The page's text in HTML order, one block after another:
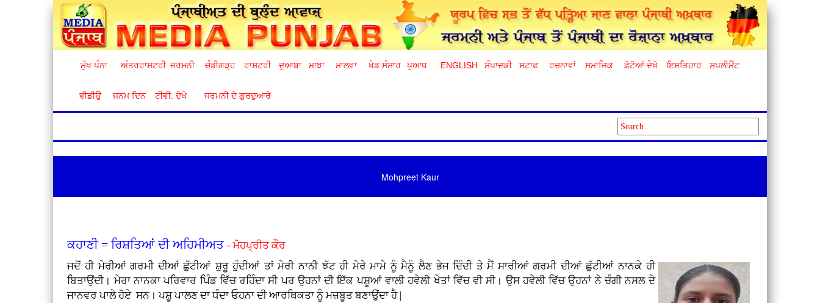
ਮੁੱਖ ਪੰਨਾ ਅੰਤਰਰਾਸ਼ਟਰੀ ਜਰਮਨੀ ਚੰਡੀਗੜ੍ਹ ਰਾਸ਼ਟਰੀ ਦੁਆਬਾ ਮਾਝਾ ਮਾਲਵਾ ਖੇਡ ਸੰਸਾਰ ਪੁਆਧ ENGLISH ਸੰਪਾਦਕੀ ਸਟਾਫ਼ ਰਚਨਾਵਾਂ ਸਮਾਜਿਕ ਫ਼ੋਟੋਆਂ ਦੇਖੋ ਇਸ਼ਤਿਹਾਰ ਸਪਲੀਮੈਂਟ
ਵੀਡੀਉ ਜਨਮ ਦਿਨ ਟੀਵੀ. ਦੇਖੋ ਜਰਮਨੀ ਦੇ ਗੁਰਦੁਆਰੇ
Mohpreet Kaur
ਕਹਾਣੀ = ਰਿਸ਼ਤਿਆਂ ਦੀ ਅਹਿਮੀਅਤ- ਮੋਹਪ੍ਰੀਤ ਕੌਰ
ਜਦੋਂ ਹੀ ਮੇਰੀਆਂ ਗਰਮੀ ਦੀਆਂ ਛੁੱਟੀਆਂ ਸ਼ੁਰੂ ਹੁੰਦੀਆਂ ਤਾਂ ਮੇਰੀ ਨਾਨੀ ਝੱਟ ਹੀ ਮੇਰੇ ਮਾਮੇ ਨੂੰ ਮੈਨੂੰ ਲੈਣ ਭੇਜ ਦਿੰਦੀ ਤੇ ਮੈਂ ਸਾਰੀਆਂ ਗਰਮੀ ਦੀਆਂ ਛੁੱਟੀਆਂ ਨਾਨਕੇ ਹੀ
ਬਿਤਾਉਂਦੀ। ਮੇਰਾ ਨਾਨਕਾ ਪਰਿਵਾਰ ਪਿੰਡ ਵਿੱਚ ਰਹਿੰਦਾ ਸੀ ਪਰ ਉਹਨਾਂ ਦੀ ਇੱਕ ਪਸ਼ੂਆਂ ਵਾਲੀ ਹਵੇਲੀ ਖੇਤਾਂ ਵਿੱਚ ਵੀ ਸੀ। ਉਸ ਹਵੇਲੀ ਵਿੱਚ ਉਹਨਾਂ ਨੇ ਚੰਗੀ ਨਸਲ ਦੇ
ਜਾਨਵਰ ਪਾਲੇ ਹੋਏ ਸਨ। ਪਸ਼ੂ ਪਾਲਣ ਦਾ ਧੰਦਾ ਓਹਨਾ ਦੀ ਆਰਥਿਕਤਾ ਨੂੰ ਮਜ਼ਬੂਤ ਬਣਾਉਂਦਾ ਹੈ |